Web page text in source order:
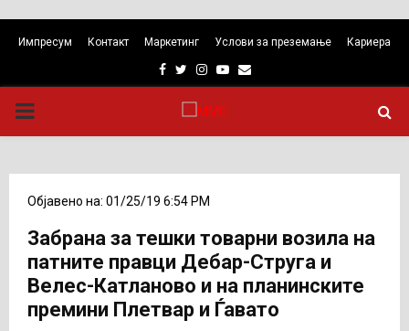
Импресум Контакт Маркетинг Услови за преземање Кариера
Facebook
TwitterInstagram
Youtube
Email
PRIMARY
Објавено на: 01/25/19 6:54 PM
Забрана за тешки товарни возила на
патните правци Дебар-Струга и
Велес-Катланово и на планинските
премини Плетвар и Ѓавато